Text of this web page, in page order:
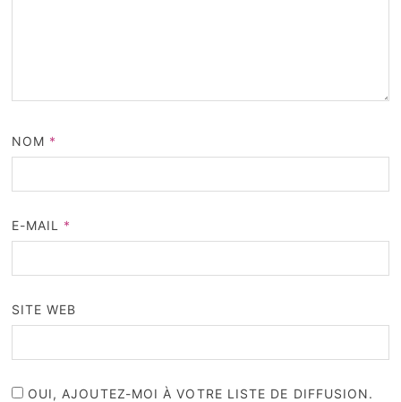
NOM *
E-MAIL *
SITE WEB
OUI, AJOUTEZ-MOI À VOTRE LISTE DE DIFFUSION.